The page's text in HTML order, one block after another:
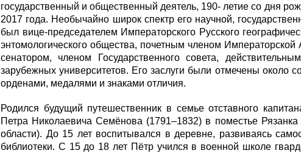
государственный и общественный деятель, 190- летие со дня
2017 года. Необычайно широк спектр его научной,
был вице-председателем Императорского Русского
энтомологического общества, почетным членом
сенатором, членом Государственного совета,
зарубежных университетов. Его заслуги были отмечены около
орденами, медалями и знаками отличия.
Родился будущий путешественник в семье отставного
Петра Николаевича Семёнова (1791–1832) в поместье
области). До 15 лет воспитывался в деревне, развиваясь
библиотеки. С 15 до 18 лет Пётр учился в военной школе